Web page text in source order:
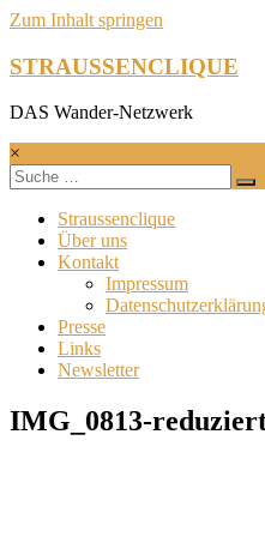
Zum Inhalt springen
STRAUSSENCLIQUE
DAS Wander-Netzwerk
×
Straussenclique
Über uns
Kontakt
Impressum
Presse
Links
Newsletter
IMG_0813-